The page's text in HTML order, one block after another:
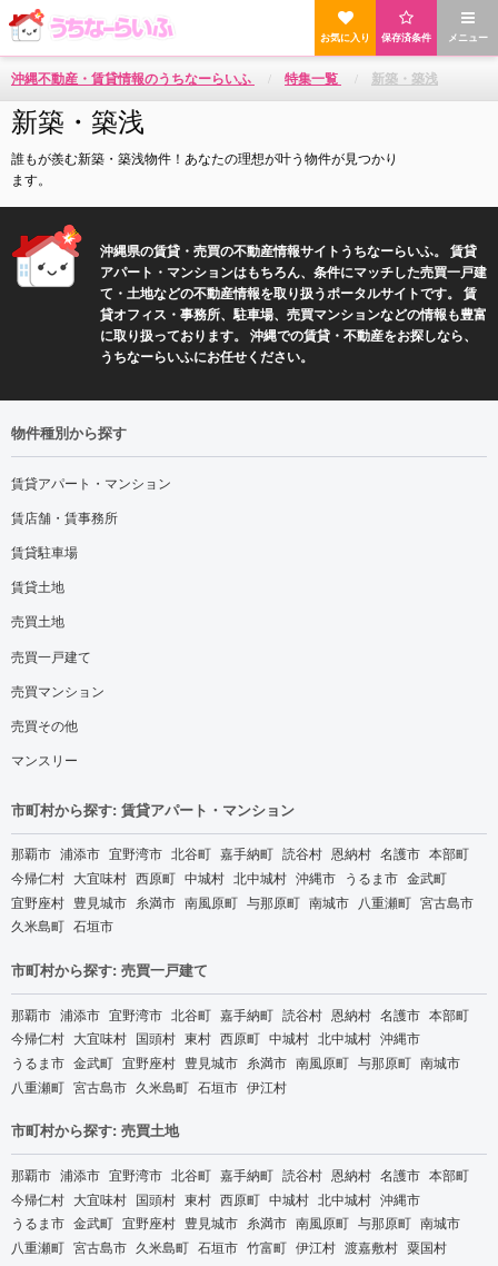
メニュー
保存済条件
お気に入り
沖縄不動産・賃貸情報のうちなーらいふ 特集一覧 新築・築浅
新築・築浅
誰もが羨む新築・築浅物件！あなたの理想が叶う物件が見つかり
ます。
沖縄県の賃貸・売買の不動産情報サイトうちなーらいふ。 賃貸
アパート・マンションはもちろん、条件にマッチした売買一戸建
て・土地などの不動産情報を取り扱うポータルサイトです。 賃
貸オフィス・事務所、駐車場、売買マンションなどの情報も豊富
に取り扱っております。 沖縄での賃貸・不動産をお探しなら、
うちなーらいふにお任せください。
物件種別から探す
賃貸アパート・マンション
賃店舗・賃事務所
賃貸駐車場
賃貸土地
売買土地
売買一戸建て
売買マンション
売買その他
マンスリー
市町村から探す: 賃貸アパート・マンション
那覇市 浦添市 宜野湾市 北谷町 嘉手納町 読谷村 恩納村 名護市 本部町
今帰仁村 大宜味村 西原町 中城村 北中城村 沖縄市 うるま市 金武町
宜野座村 豊見城市 糸満市 南風原町 与那原町 南城市 八重瀬町 宮古島市
久米島町 石垣市
市町村から探す: 売買一戸建て
那覇市 浦添市 宜野湾市 北谷町 嘉手納町 読谷村 恩納村 名護市 本部町
今帰仁村 大宜味村 国頭村 東村 西原町 中城村 北中城村 沖縄市
うるま市 金武町 宜野座村 豊見城市 糸満市 南風原町 与那原町 南城市
八重瀬町 宮古島市 久米島町 石垣市 伊江村
市町村から探す: 売買土地
那覇市 浦添市 宜野湾市 北谷町 嘉手納町 読谷村 恩納村 名護市 本部町
今帰仁村 大宜味村 国頭村 東村 西原町 中城村 北中城村 沖縄市
うるま市 金武町 宜野座村 豊見城市 糸満市 南風原町 与那原町 南城市
八重瀬町 宮古島市 久米島町 石垣市 竹富町 伊江村 渡嘉敷村 粟国村